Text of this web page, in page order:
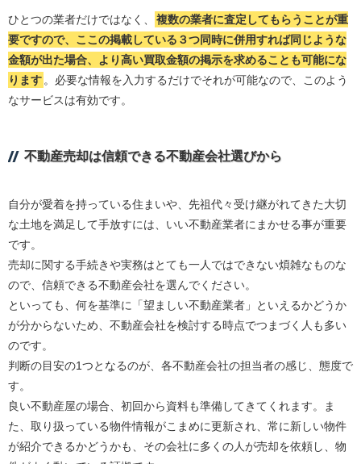
ひとつの業者だけではなく、
複数の業者に査定してもらうことが重
要ですので、ここの掲載している３つ同時に併用すれば同じような
金額が出た場合、より高い買取金額の掲示を求めることも可能にな
ります 。必要な情報を入力するだけでそれが可能なので、このよう
なサービスは有効です。
不動産売却は信頼できる不動産会社選びから
自分が愛着を持っている住まいや、先祖代々受け継がれてきた大切
な土地を満足して手放すには、いい不動産業者にまかせる事が重要
です。
売却に関する手続きや実務はとても一人ではできない煩雑なものな
ので、信頼できる不動産会社を選んでください。
といっても、何を基準に「望ましい不動産業者」といえるかどうか
が分からないため、不動産会社を検討する時点でつまづく人も多い
のです。
判断の目安の1つとなるのが、各不動産会社の担当者の感じ、態度で
す。
良い不動産屋の場合、初回から資料も準備してきてくれます。ま
た、取り扱っている物件情報がこまめに更新され、常に新しい物件
が紹介できるかどうかも、その会社に多くの人が売却を依頼し、物